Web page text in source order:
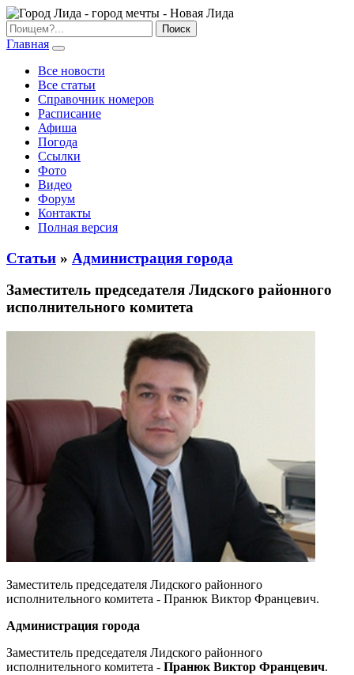
Главная
Все новости
Все статьи
Справочник номеров
Расписание
Афиша
Погода
Ссылки
Фото
Видео
Форум
Контакты
Полная версия
Статьи » Администрация города
Заместитель председателя Лидского районного
исполнительного комитета
Заместитель председателя Лидского районного
исполнительного комитета - Пранюк Виктор Францевич.
Администрация города
Заместитель председателя Лидского районного
исполнительного комитета - Пранюк Виктор Францевич.